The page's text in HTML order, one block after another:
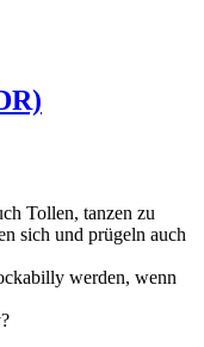
Tollen, tanzen zu
sich und prügeln auch
werden, wenn